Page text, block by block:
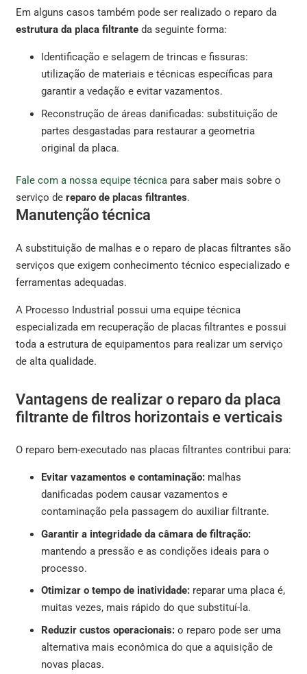
Em alguns casos também pode ser realizado o reparo da
estrutura da placa filtranteda seguinte forma:
Identificação e selagem de trincas e fissuras:
utilização de materiais e técnicas específicas para
garantir a vedação e evitar vazamentos.
Reconstrução de áreas danificadas: substituição de
partes desgastadas para restaurar a geometria
original da placa.
Fale com a nossa equipe técnicapara saber mais sobre o
serviço dereparo de placas filtrantes.
Manutenção técnica
A substituição de malhas e o reparo de placas filtrantes são
serviços que exigem conhecimento técnico especializado e
ferramentas adequadas.
A Processo Industrial possui uma equipe técnica
especializada em recuperação de placas filtrantes e possui
toda a estrutura de equipamentos para realizar um serviço
de alta qualidade.
Vantagens de realizar o reparo da placa
filtrante de filtros horizontais e verticais
O reparo bem-executado nas placas filtrantes contribui para:
Evitar vazamentos e contaminação: malhas
danificadas podem causar vazamentos e
contaminação pela passagem do auxiliar filtrante.
Garantir a integridade da câmara de filtração:
mantendo a pressão e as condições ideais para o
processo.
Otimizar o tempo de inatividade: reparar uma placa é,
muitas vezes, mais rápido do que substituí-la.
Reduzir custos operacionais: o reparo pode ser uma
alternativa mais econômica do que a aquisição de
novas placas.